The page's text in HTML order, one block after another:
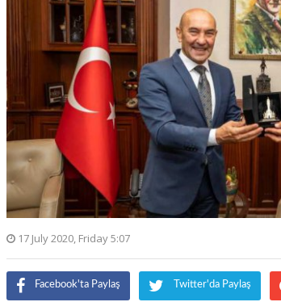
17 July 2020, Friday 5:07
Facebook'ta Paylaş Twitter'da Paylaş